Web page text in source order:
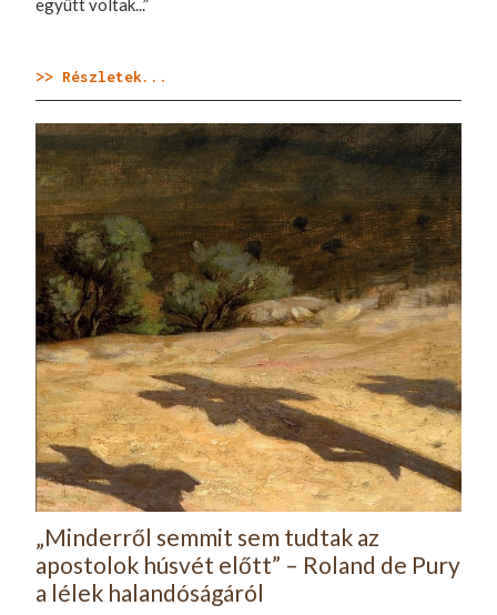
együtt voltak...”
>> Részletek...
„Minderről semmit sem tudtak az
apostolok húsvét előtt” – Roland de Pury
a lélek halandóságáról